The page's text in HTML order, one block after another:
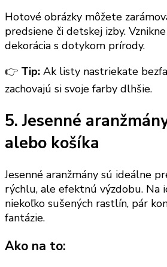
Hotové obrázky môžete
predsiene či detskej izby.
dekorácia s dotykom prírody.
👉 Tip: Ak listy nastriekate
zachovajú si svoje farby dlhšie.
5. Jesenné
alebo košíka
Jesenné aranžmány sú ideálne
rýchlu, ale efektnú výzdobu. Na
niekoľko sušených rastlín, pár
fantázie.
Ako na to: